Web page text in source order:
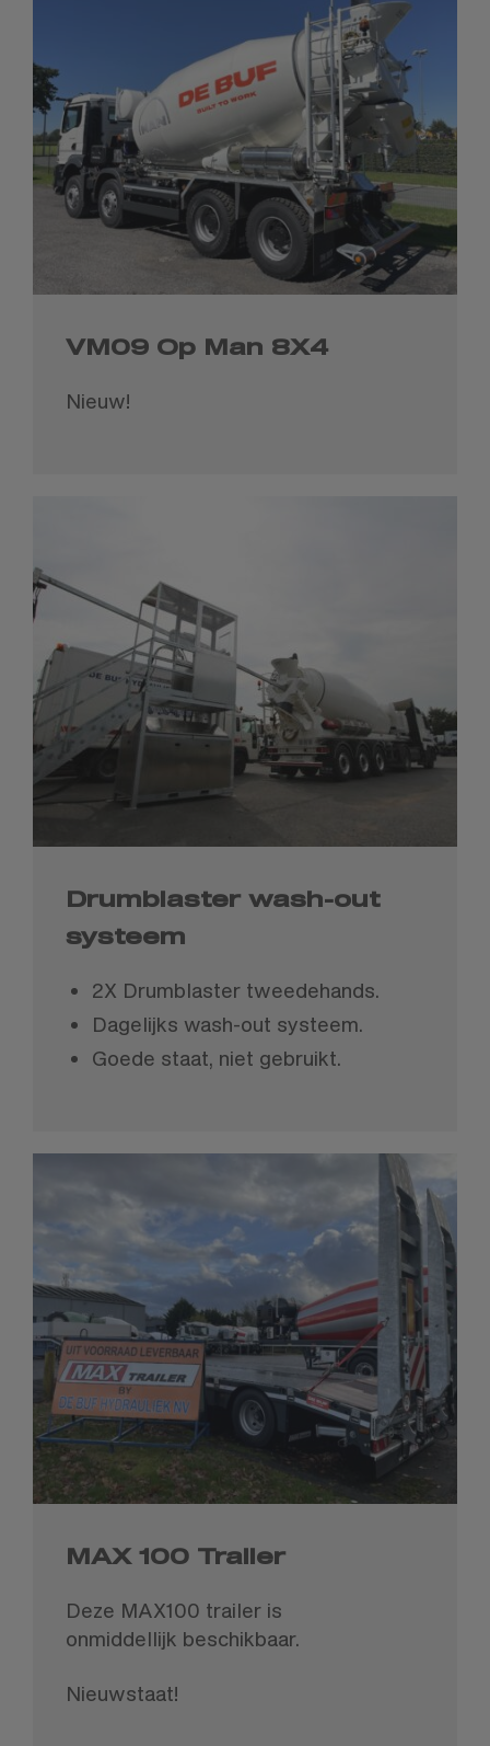
VM09 Op Man 8X4
Nieuw!
Drumblaster wash-out
systeem
2X Drumblaster tweedehands.
Dagelijks wash-out systeem.
Goede staat, niet gebruikt.
MAX 100 Trailer
Deze MAX100 trailer is
onmiddellijk beschikbaar.
Nieuwstaat!